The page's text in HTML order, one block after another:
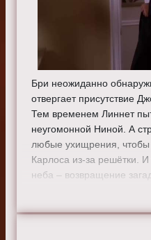
Бри неожиданно
отвергает присутствие
Тем временем Линнет
неугомонной Ниной. А
любые ухищрения,
Карлоса из-за решётки. И
неба – возвращение
Актеры:Тери Хэтчер,